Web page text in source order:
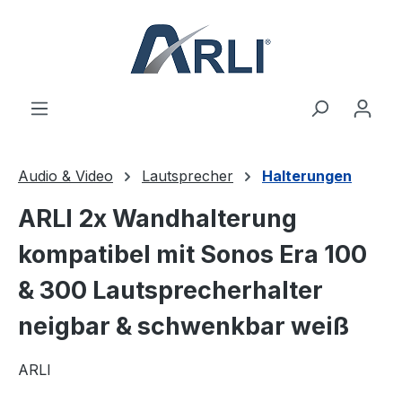
Audio & Video Lautsprecher Halterungen
ARLI 2x Wandhalterung
kompatibel mit Sonos Era 100
& 300 Lautsprecherhalter
neigbar & schwenkbar weiß
ARLI